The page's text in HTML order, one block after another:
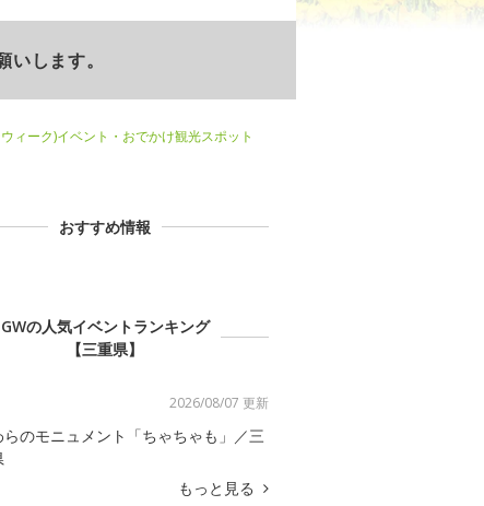
します。
ィーク)イベント・おでかけ観光スポット
おすすめ情報
GWの人気イベントランキング
【三重県】
2026/08/07 更新
らのモニュメント「ちゃちゃも」／三
もっと見る